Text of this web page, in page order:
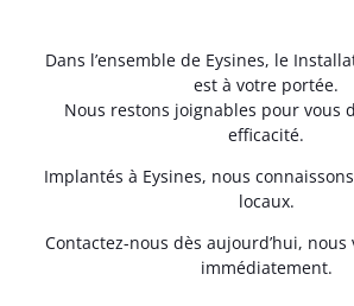
Dans l’ensemble de Eysines, le
est à votre portée.
Nous restons joignables pour vous
efficacité.
Implantés à Eysines, nous
locaux.
Contactez-nous dès aujourd’hui,
immédiatement.